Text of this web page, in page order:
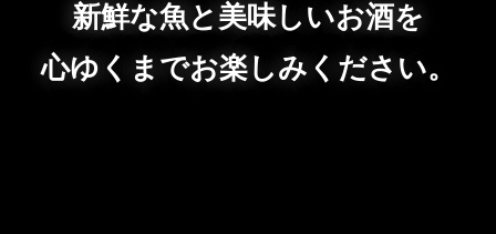
新鮮な魚と美味しいお酒を
心ゆくまでお楽しみください。